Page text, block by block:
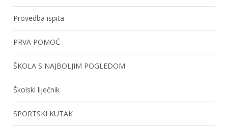
Provedba ispita
PRVA POMOĆ
ŠKOLA S NAJBOLJIM POGLEDOM
Školski liječnik
SPORTSKI KUTAK